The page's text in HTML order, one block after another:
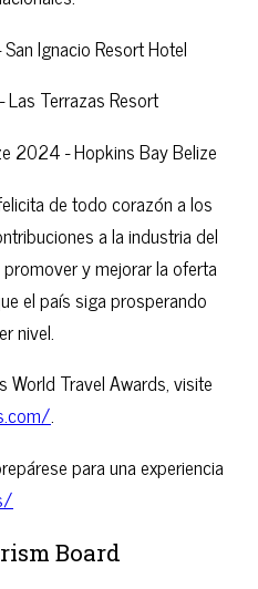
Ignacio Resort Hotel
Terrazas Resort
2024 - Hopkins Bay Belize
de todo corazón a los
a la industria del
y mejorar la oferta
el país siga prosperando
nivel.
Travel Awards, visite
.
para una experiencia
Board